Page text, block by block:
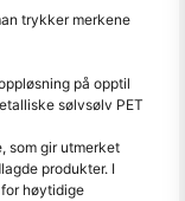
trykker merkene
på opptil
sølvsølv PET
som gir utmerket
produkter. I
høytidige